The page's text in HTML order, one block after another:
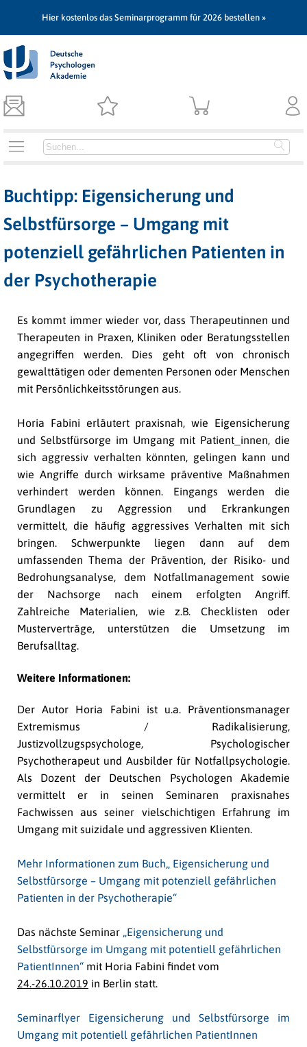
Hier kostenlos das Seminarprogramm für 2026 bestellen »
Buchtipp: Eigensicherung und
Selbstfürsorge – Umgang mit
potenziell gefährlichen Patienten in
der Psychotherapie
Es kommt immer wieder vor, dass Therapeutinnen und
Therapeuten in Praxen, Kliniken oder Beratungsstellen
angegriffen werden. Dies geht oft von chronisch
gewalttätigen oder dementen Personen oder Menschen
mit Persönlichkeitsstörungen aus.
Horia Fabini erläutert praxisnah, wie Eigensicherung
und Selbstfürsorge im Umgang mit Patient_innen, die
sich aggressiv verhalten könnten, gelingen kann und
wie Angriffe durch wirksame präventive Maßnahmen
verhindert werden können. Eingangs werden die
Grundlagen zu Aggression und Erkrankungen
vermittelt, die häufig aggressives Verhalten mit sich
bringen. Schwerpunkte liegen dann auf dem
umfassenden Thema der Prävention, der Risiko- und
Bedrohungsanalyse, dem Notfallmanagement sowie
der Nachsorge nach einem erfolgten Angriff.
Zahlreiche Materialien, wie z.B. Checklisten oder
Musterverträge, unterstützen die Umsetzung im
Berufsalltag.
Weitere Informationen:
Der Autor Horia Fabini ist u.a. Präventionsmanager
Extremismus / Radikalisierung,
Justizvollzugspsychologe, Psychologischer
Psychotherapeut und Ausbilder für Notfallpsychologie.
Als Dozent der Deutschen Psychologen Akademie
vermittelt er in seinen Seminaren praxisnahes
Fachwissen aus seiner vielschichtigen Erfahrung im
Umgang mit suizidale und aggressiven Klienten.
Mehr Informationen zum Buch„ Eigensicherung und
Selbstfürsorge – Umgang mit potenziell gefährlichen
Patienten in der Psychotherapie“
Das nächste Seminar „Eigensicherung und
Selbstfürsorge im Umgang mit potentiell gefährlichen
PatientInnen“ mit Horia Fabini findet vom
24.-26.10.2019 in Berlin statt.
Seminarflyer Eigensicherung und Selbstfürsorge im
Umgang mit potentiell gefährlichen PatientInnen